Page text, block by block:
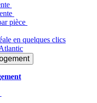
pièce
en quelques clics